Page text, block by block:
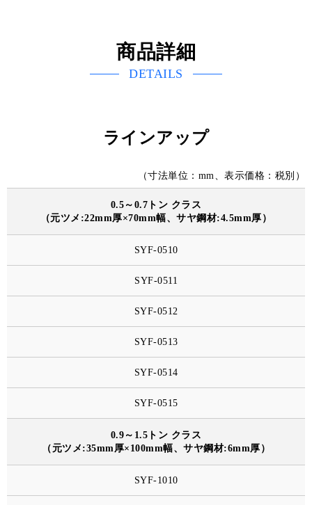
商品詳細
DETAILS
ラインアップ
（寸法単位：mm、表示価格：税別）
0.5～0.7トン クラス
（元ツメ:22mm厚×70mm幅、サヤ鋼材:4.5mm厚）
SYF-0510
SYF-0511
SYF-0512
SYF-0513
SYF-0514
SYF-0515
0.9～1.5トン クラス
（元ツメ:35mm厚×100mm幅、サヤ鋼材:6mm厚）
SYF-1010